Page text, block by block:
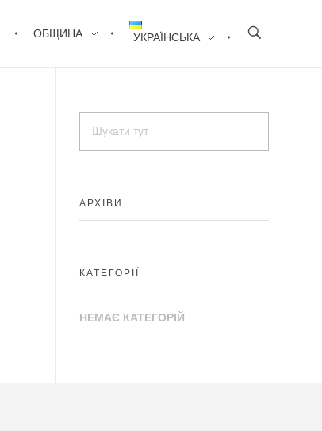
ОБЩИНА УКРАЇНСЬКА
АРХІВИ
КАТЕГОРІЇ
НЕМАЄ КАТЕГОРІЙ